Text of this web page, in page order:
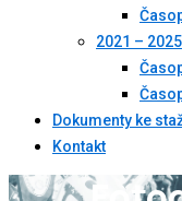
2021 – 2025
Dokumenty ke
Kontakt